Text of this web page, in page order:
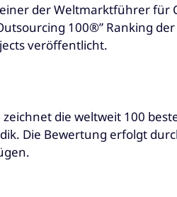
der Weltmarktführer für
100®” Ranking
veröffentlicht.
zeichnet die weltweit 100
Die Bewertung erfolgt